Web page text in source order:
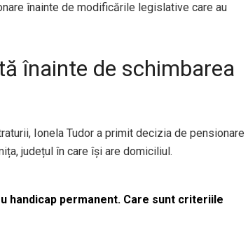
înainte de modificările legislative care au
înainte de schimbarea
Ionela Tudor a primit decizia de pensionare
județul în care își are domiciliul.
handicap permanent. Care sunt criteriile